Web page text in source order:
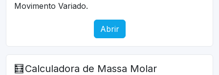
Movimento Variado.
Abrir
🧮 Calculadora de Massa Molar